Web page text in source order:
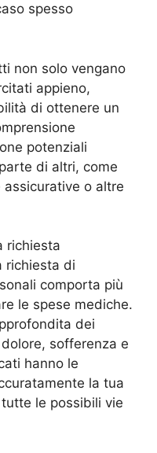
spesso
non solo vengano
appieno,
di ottenere un
potenziali
di altri, come
o altre
richiesta
richiesta di
comporta più
le spese mediche.
dei
sofferenza e
hanno le
la tua
le possibili vie